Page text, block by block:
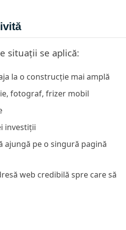
situații se aplică:
la o construcție mai amplă
fotograf, frizer mobil
investiții
ajungă pe o singură pagină
web credibilă spre care să